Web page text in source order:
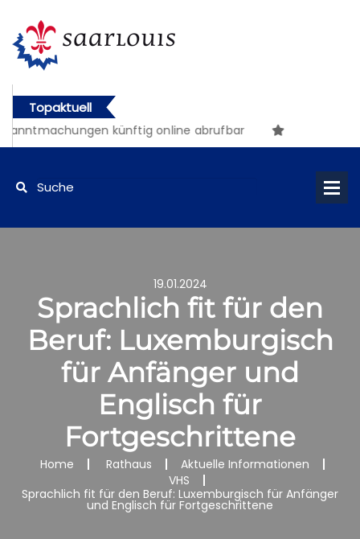
Topaktuell
künftig online abrufbar
19.01.2024
Sprachlich fit für den
Beruf: Luxemburgisch
für Anfänger und
Englisch für
Fortgeschrittene
Home Rathaus
Aktuelle Informationen
VHS
Sprachlich fit für den Beruf: Luxemburgisch für Anfänger
und Englisch für Fortgeschrittene